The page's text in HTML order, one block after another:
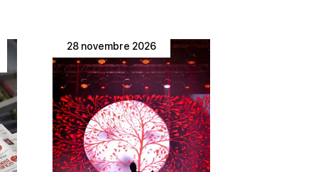
28 novembre 2026